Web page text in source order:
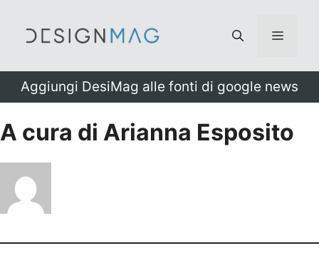
Menu
Aggiungi DesiMag alle fonti di google news
A cura di Arianna Esposito